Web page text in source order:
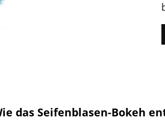
das Seifenblasen-Bokeh